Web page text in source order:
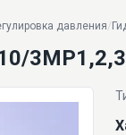
давления/